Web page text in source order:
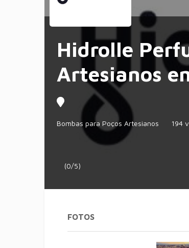
Hidrolle
Artesianos
Bombas para Poços Artesianos 194
(0/5)
FOTOS